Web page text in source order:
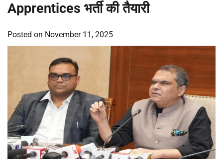
Apprentices भर्ती की तैयारी
Posted on November 11, 2025